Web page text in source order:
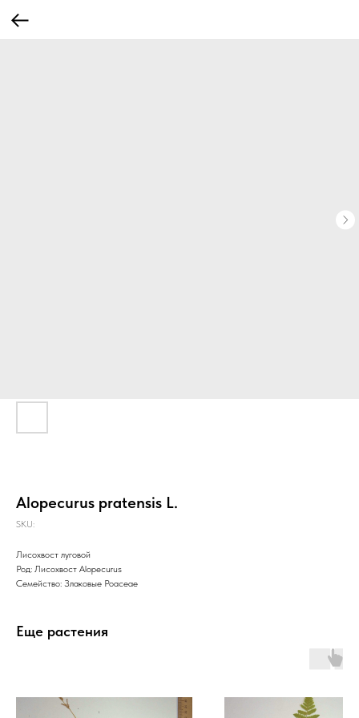
Alopecurus pratensis L.
SKU:
Лисохвост луговой
Род: Лисохвост Alopecurus
Семейство: Злаковые Poaceae
Еще растения